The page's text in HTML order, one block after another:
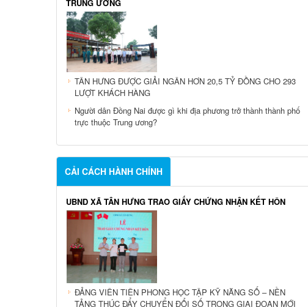
THÔNG TIN CHỈ ĐẠO ĐIỀU HÀNH
TÂN HƯNG CHÀO CỜ THÁNG 5, QUYẾT TÂM NÂNG TẦM PHỤC
VỤ KHI ĐỒNG NAI TRỞ THÀNH THÀNH PHỐ TRỰC THUỘC
TRUNG ƯƠNG
TÂN HƯNG ĐƯỢC GIẢI NGÂN HƠN 20,5 TỶ ĐỒNG CHO 293
LƯỢT KHÁCH HÀNG
trực thuộc Trung ương?
CẢI CÁCH HÀNH CHÍNH
UBND XÃ TÂN HƯNG TRAO GIẤY CHỨNG NHẬN KẾT HÔN